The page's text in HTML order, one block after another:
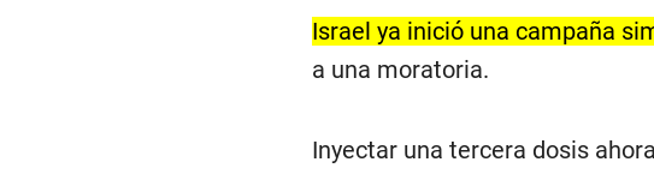
Israel ya inició una campaña
a una moratoria.
Inyectar una tercera dosis